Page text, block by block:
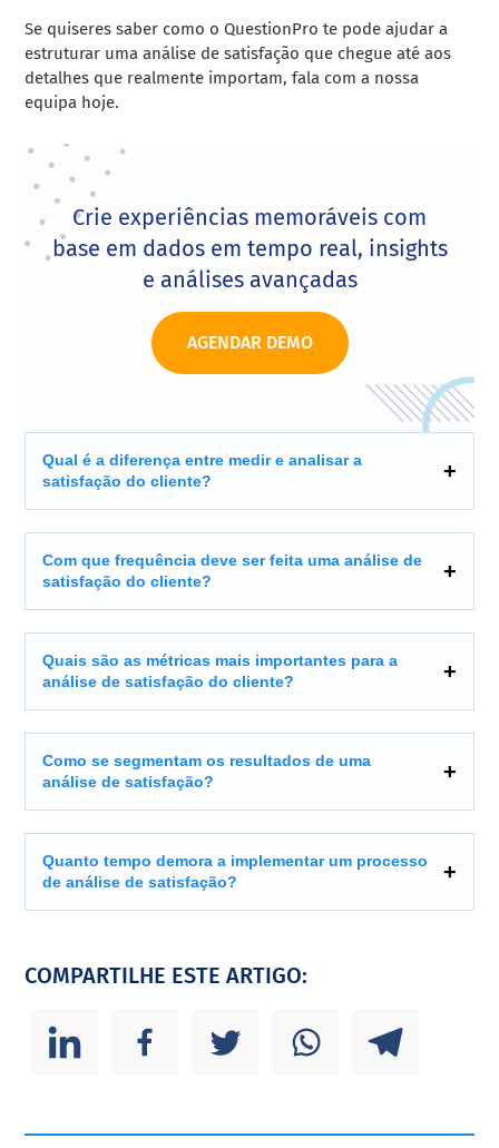
Se quiseres saber como o QuestionPro te pode ajudar a
estruturar uma análise de satisfação que chegue até aos
detalhes que realmente importam, fala com a nossa
equipa hoje.
Crie experiências memoráveis com
base em dados em tempo real, insights
e análises avançadas
AGENDAR DEMO
Qual é a diferença entre medir e analisar a
satisfação do cliente?
Com que frequência deve ser feita uma análise de
satisfação do cliente?
Quais são as métricas mais importantes para a
análise de satisfação do cliente?
Como se segmentam os resultados de uma
análise de satisfação?
Quanto tempo demora a implementar um processo
de análise de satisfação?
COMPARTILHE ESTE ARTIGO: